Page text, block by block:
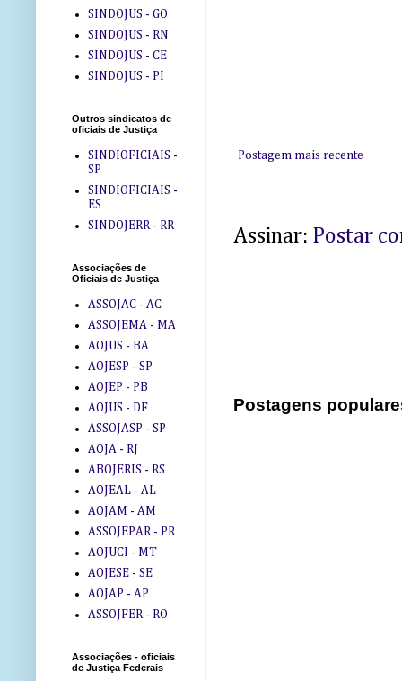
Postagem mais recente
Assinar: Postar
Postagens
SINDOJUS - GO
SINDOJUS - RN
SINDOJUS - CE
SINDOJUS - PI
Outros sindicatos de
oficiais de Justiça
SINDIOFICIAIS -
SP
SINDIOFICIAIS -
ES
SINDOJERR - RR
Associações de
Oficiais de Justiça
ASSOJAC - AC
ASSOJEMA - MA
AOJUS - BA
AOJESP - SP
AOJEP - PB
AOJUS - DF
ASSOJASP - SP
AOJA - RJ
ABOJERIS - RS
AOJEAL - AL
AOJAM - AM
ASSOJEPAR - PR
AOJUCI - MT
AOJESE - SE
AOJAP - AP
ASSOJFER - RO
Associações - oficiais
de Justiça Federais